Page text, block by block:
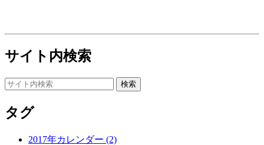
サイト内検索
タグ
2017年カレンダー (2)